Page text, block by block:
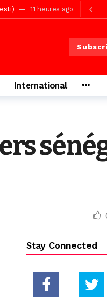
11 heures ago
ago
International
Stay Connected